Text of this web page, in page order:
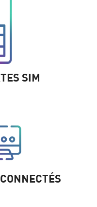
SIM